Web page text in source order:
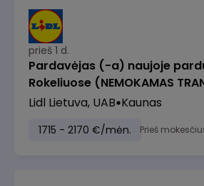
prieš 1 d.
Pardavėjas (-a) naujoje
Rokeliuose (NEMOKAMAS
Lidl Lietuva, UAB Kaunas
1715 - 2170 €/mėn. Prieš